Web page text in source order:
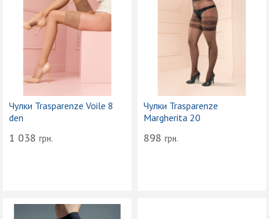
Чулки Trasparenze Voile 8
den
1 038 грн.
Чулки Trasparenze
Margherita 20
898 грн.